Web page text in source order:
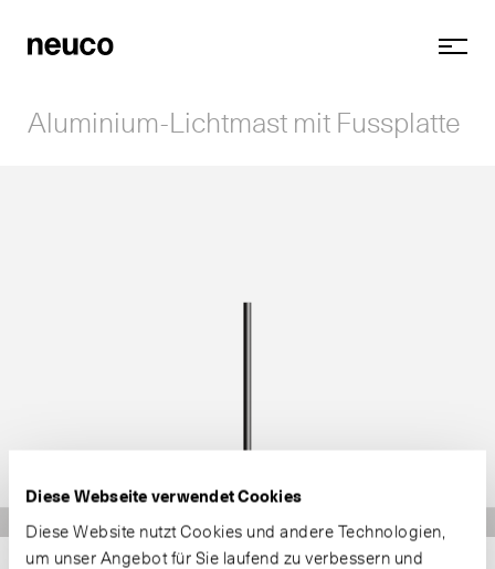
Diese Webseite verwendet Cookies
Diese Website nutzt Cookies und andere Technologien,
um unser Angebot für Sie laufend zu verbessern und
Aluminium-Lichtmast mit Fussplatte